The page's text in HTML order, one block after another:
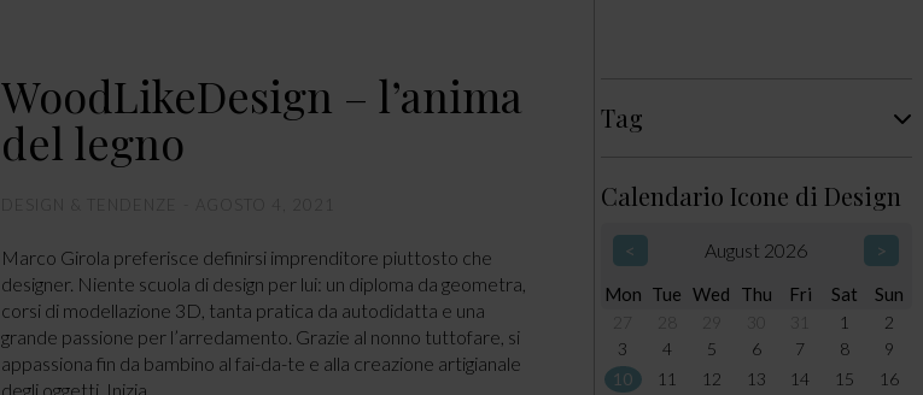
WoodLikeDesign – l’anima
del legno
Marco Girola preferisce definirsi imprenditore piuttosto che
designer. Niente scuola di design per lui: un diploma da geometra,
corsi di modellazione 3D, tanta pratica da autodidatta e una
grande passione per l’arredamento. Grazie al nonno tuttofare, si
appassiona fin da bambino al fai-da-te e alla creazione artigianale
degli oggetti. Inizia…
Tag
Calendario Icone di Design
< August 2026 >
Mon Tue Wed Thu Fri Sat Sun
27 28 29 1
2
3
4 5 6 7 8
9
10
11 12 13 14 15
16